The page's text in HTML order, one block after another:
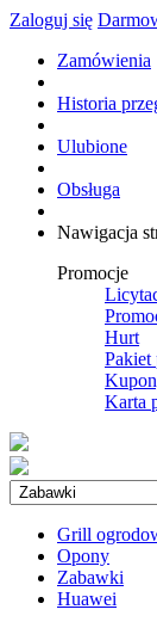
Zaloguj się
Zamówienia
Historia
Ulubione
Obsługa
Nawigacja
Promocje
Hurt
Pakiet
Karta
Grill
Opony
Zabawki
Huawei